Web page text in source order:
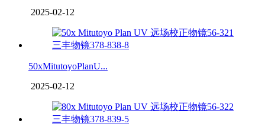
2025-02-12
50xMitutoyoPlanU...
2025-02-12